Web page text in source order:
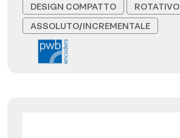
DESIGN COMPATTO
ROTATIVO
ASSOLUTO/INCREMENTALE